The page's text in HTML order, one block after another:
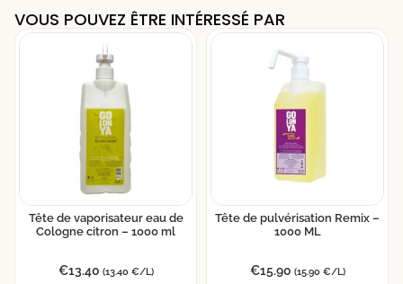
VOUS POUVEZ ÊTRE INTÉRESSÉ PAR
Tête de vaporisateur eau de
Cologne citron – 1000 ml
€13.40 (13.40 €/L)
Tête de pulvérisation Remix –
1000 ML
€15.90 (15.90 €/L)